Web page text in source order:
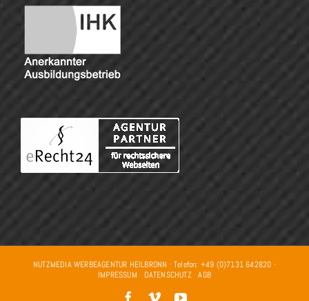
NUTZMEDIA WERBEAGENTUR HEILBRONN · Telefon: +49 (0)7131 642820 ·
IMPRESSUM · DATENSCHUTZ·AGB
Facebook
VimeoYouTube